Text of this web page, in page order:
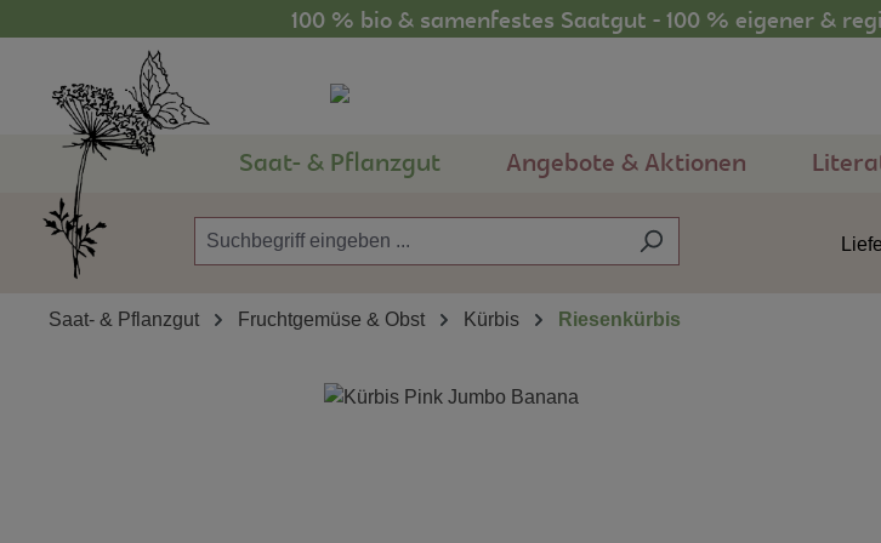
Zur Hauptnavigation springen100 % bio & samenfestes Saatgut - 100 % eigener &
Saat- & Pflanzgut Angebote & Aktionen
Saat- & Pflanzgut Fruchtgemüse & Obst Kürbis Riesenkürbis